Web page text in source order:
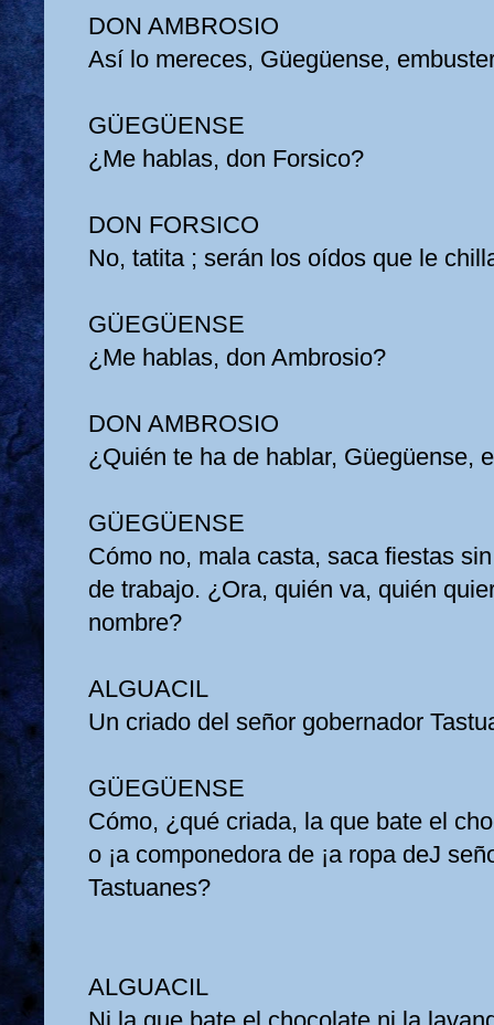
DON AMBROSIO
Así lo mereces, Güegüense,
GÜEGÜENSE
¿Me hablas, don Forsico?
DON FORSICO
No, tatita ; serán los oídos que le
GÜEGÜENSE
¿Me hablas, don Ambrosio?
DON AMBROSIO
¿Quién te ha de hablar, Güegüense,
GÜEGÜENSE
Cómo no, mala casta, saca fiestas
de trabajo. ¿Ora, quién va, quién
nombre?
ALGUACIL
Un criado del señor gobernador
GÜEGÜENSE
Cómo, ¿qué criada, la que bate el
o ¡a componedora de ¡a ropa deJ
Tastuanes?
ALGUACIL